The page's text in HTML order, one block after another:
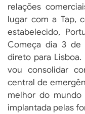
relações
lugar com a Tap,
estabelecido,
Começa dia 3 de
direto para
vou consolidar
central de
melhor do
implantada pelas